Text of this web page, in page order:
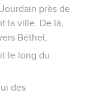
près de
la ville. De là,
Béthel,
le long du
des